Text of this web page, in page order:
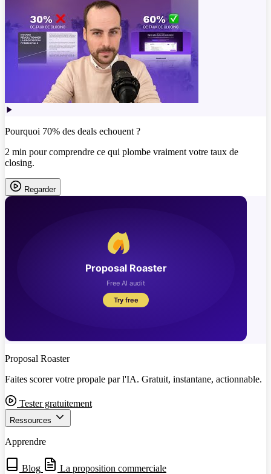
Pourquoi 70% des deals echouent ?
2 min pour comprendre ce qui plombe vraiment votre taux de
closing.
Regarder
Proposal Roaster
Faites scorer votre propale par l'IA. Gratuit, instantane, actionnable.
Tester gratuitement
Ressources
Apprendre
Blog
La proposition commerciale